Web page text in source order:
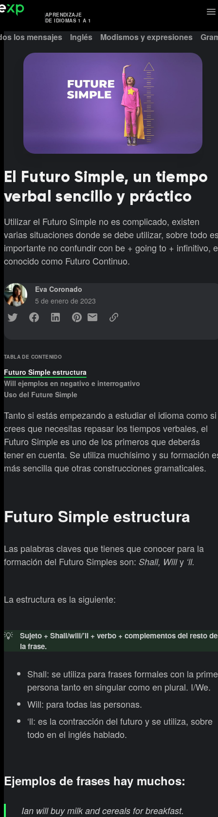
APRENDIZAJE
DE IDIOMAS 1 A 1
los mensajes Inglés Modismos y expresiones
El Futuro Simple, un tiempo
verbal sencillo y práctico
Utilizar el Futuro Simple no es complicado, existen
varias situaciones donde se debe utilizar, sobre todo
importante no confundir con be + going to + infinitivo,
conocido como Futuro Continuo.
Eva Coronado
5 de enero de 2023
TABLA DE CONTENIDO
Futuro Simple estructura
Will ejemplos en negativo e interrogativo
Uso del Future Simple
Tanto si estás empezando a estudiar el idioma como si
crees que necesitas repasar los tiempos verbales, el
Futuro Simple es uno de los primeros que deberás
tener en cuenta. Se utiliza muchísimo y su formación
más sencilla que otras construcciones gramaticales.
Futuro Simple estructura
Las palabras claves que tienes que conocer para la
formación del Futuro Simples son: Shall, Willy ‘ll.
La estructura es la siguiente:
💡
Sujeto + Shall/will/’ll + verbo + complementos del resto de
la frase.
Shall: se utiliza para frases formales con la
persona tanto en singular como en plural. I/We.
Will: para todas las personas.
‘ll: es la contracción del futuro y se utiliza, sobre
todo en el inglés hablado.
Ejemplos de frases hay muchos:
Ian will buy milk and cereals for breakfast.